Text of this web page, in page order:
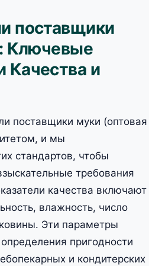
поставщики
Ключевые
Качества и
поставщики муки (оптовая
и мы
стандартов, чтобы
требования
качества включают
влажность, число
Эти параметры
пригодности
и кондитерских